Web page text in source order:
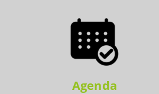
Agenda